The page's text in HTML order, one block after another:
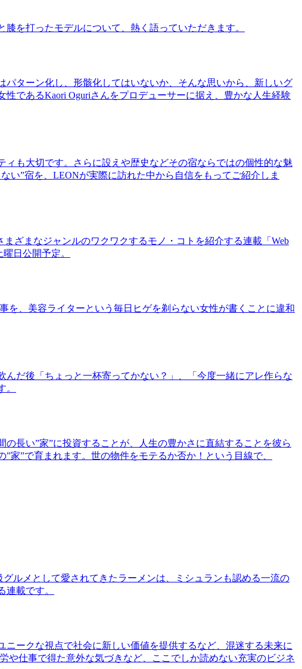
を打ったモデルについて、熱く語っていただきます。
ターン化し、形骸化してはいないか、そんな思いから、新しいグ
であるKaori Oguriさんをプロデューサーに据え、豊かな人生経験
も大切です。さらに設えや歴史などその宿ならではの個性的な魅
い”宿を、LEONが実際に訪れた中から自信をもってご紹介しま
ざまなジャンルのワクワクするモノ・コトを紹介する連載「Web
日公開予定。
を、美容ライターという毎日ヒゲを剃らない女性が書くことに違和
だ後「ちょっと一杯寄ってかない？」、「今度一緒にアレ作らな
長い”家”に投資することが、人生の豊かさに直結することを彼ら
”で育まれます。世の物件をモテるか否か！という目線で、
ルメとして愛されてきたラーメンは、ミシュランも認める一流の
載です。
ークな視点で社会に新しい価値を提供するなど、混迷する未来に
や仕事で得た意外な気づきなど、ここでしか読めない充実のビジネ